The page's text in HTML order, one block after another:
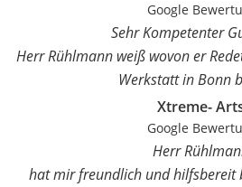
Google
Sehr Kompetenter
Herr Rühlmann weiß wovon er
Werkstatt in Bonn
Xtreme-
Google
Herr
hat mir freundlich und hilfsbereit